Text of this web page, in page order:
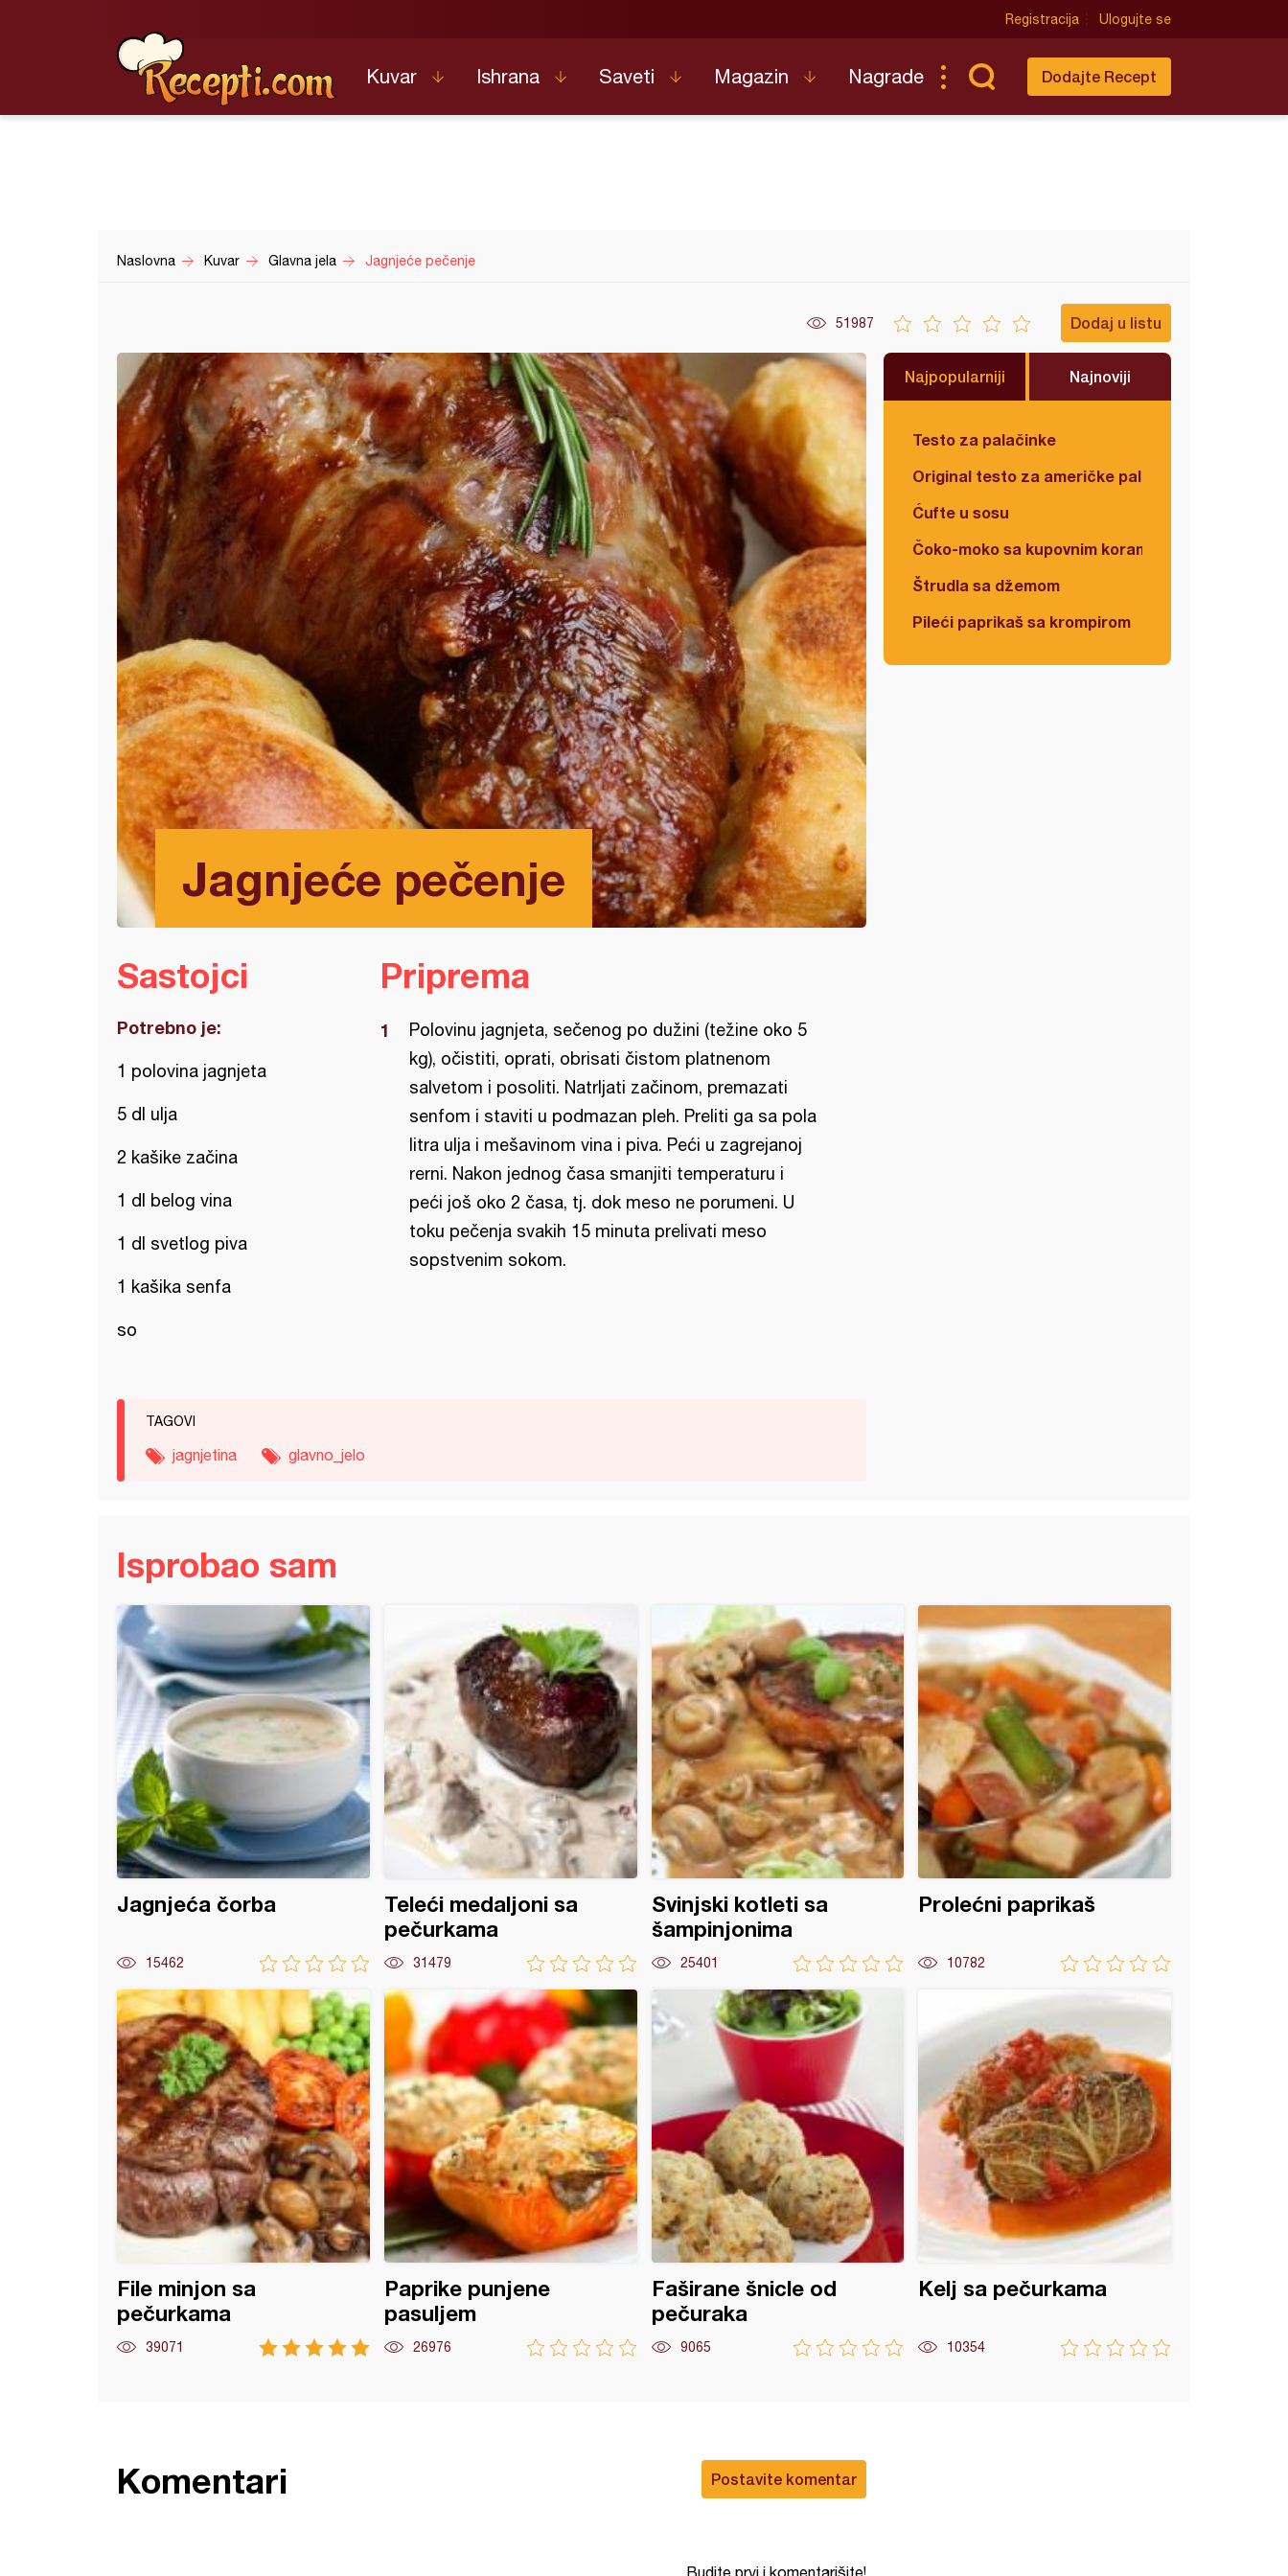
Registracija Ulogujte se
Kuvar Ishrana Saveti Magazin Nagrade Dodajte Recept
Naslovna Kuvar Glavna jela Jagnjeće pečenje
51987 Dodaj u listu
Jagnjeće pečenje
Najpopularniji Najnoviji
Testo za palačinke
Original testo za američke palačinke
Ćufte u sosu
Čoko-moko sa kupovnim korama
Štrudla sa džemom
Pileći paprikaš sa krompirom
Sastojci
Potrebno je:
1 polovina jagnjeta
5 dl ulja
2 kašike začina
1 dl belog vina
1 dl svetlog piva
1 kašika senfa
so
Priprema
Polovinu jagnjeta, sečenog po dužini (težine oko 5
kg), očistiti, oprati, obrisati čistom platnenom
salvetom i posoliti. Natrljati začinom, premazati
senfom i staviti u podmazan pleh. Preliti ga sa pola
litra ulja i mešavinom vina i piva. Peći u zagrejanoj
rerni. Nakon jednog časa smanjiti temperaturu i
peći još oko 2 časa, tj. dok meso ne porumeni. U
toku pečenja svakih 15 minuta prelivati meso
sopstvenim sokom.
TAGOVI
jagnjetina glavno_jelo
Isprobao sam
Jagnjeća čorba
15462
Teleći medaljoni sa
pečurkama
31479
Svinjski kotleti sa
šampinjonima
25401
Prolećni paprikaš
10782
File minjon sa
pečurkama
39071
Paprike punjene
pasuljem
26976
Faširane šnicle od
pečuraka
9065
Kelj sa pečurkama
10354
Postavite komentar
Komentari
Budite prvi i komentarišite!